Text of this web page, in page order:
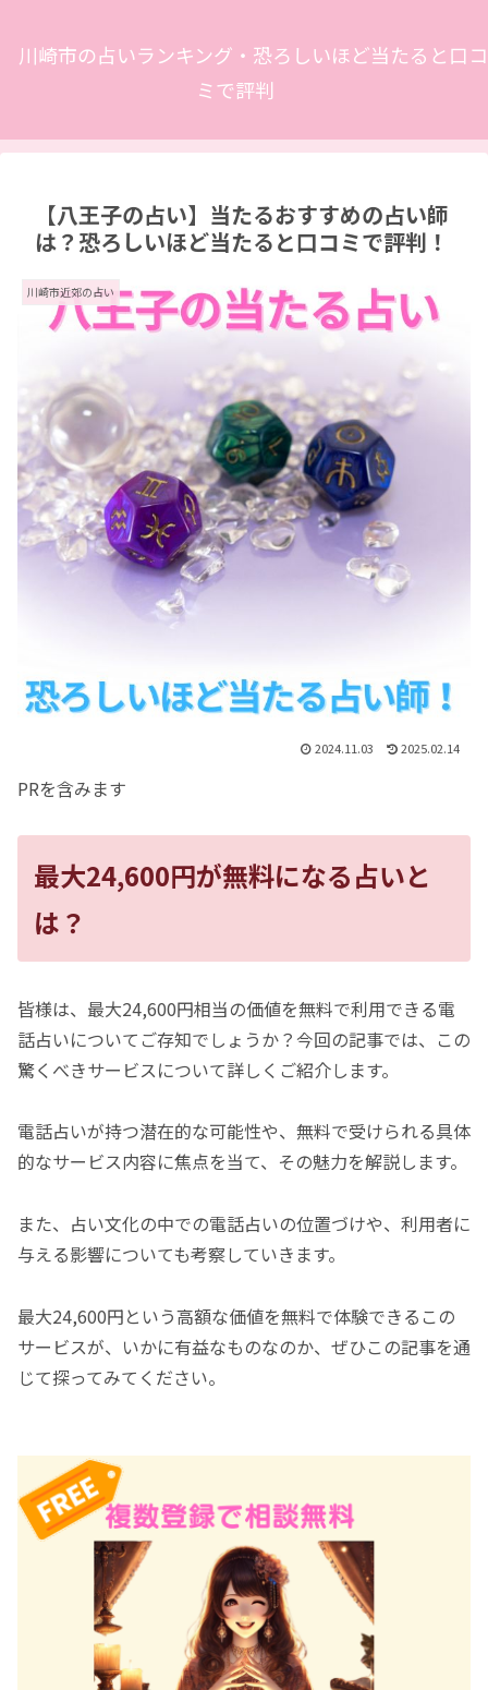
川崎市の占いランキング・恐ろしいほど当たると口コ
ミで評判
【八王子の占い】当たるおすすめの占い師
は？恐ろしいほど当たると口コミで評判！
川崎市近郊の占い
2024.11.03 2025.02.14
PRを含みます
最大24,600円が無料になる占いと
は？
皆様は、最大24,600円相当の価値を無料で利用できる電
話占いについてご存知でしょうか？今回の記事では、この
驚くべきサービスについて詳しくご紹介します。
電話占いが持つ潜在的な可能性や、無料で受けられる具体
的なサービス内容に焦点を当て、その魅力を解説します。
また、占い文化の中での電話占いの位置づけや、利用者に
与える影響についても考察していきます。
最大24,600円という高額な価値を無料で体験できるこの
サービスが、いかに有益なものなのか、ぜひこの記事を通
じて探ってみてください。